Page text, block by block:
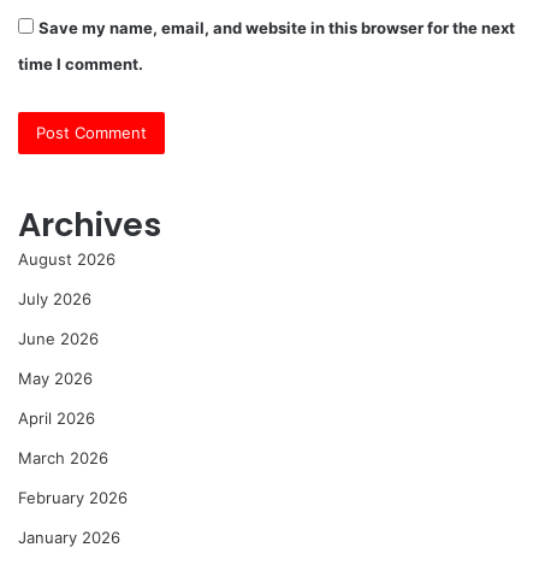
Save my name, email, and website in this browser for the next
time I comment.
Archives
August 2026
July 2026
June 2026
May 2026
April 2026
March 2026
February 2026
January 2026